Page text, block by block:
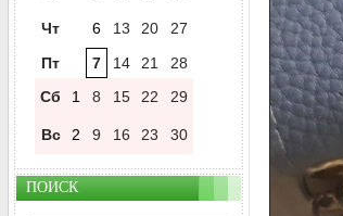
Чт 6 13 20
27
Пт
7 14 21
28
Сб
1 8 15 22 29
Вс 2 9 16 23 30
ПОИСК